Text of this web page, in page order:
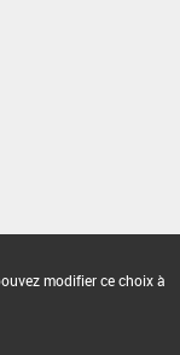
modifier ce choix à